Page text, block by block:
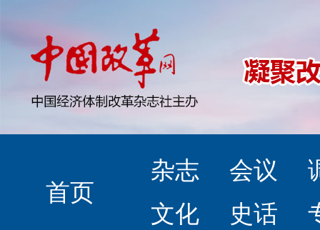
首页
杂志 会议
文化
史话